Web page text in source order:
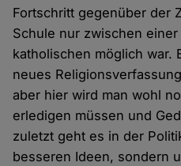
Fortschritt gegenüber der
Schule nur zwischen
katholischen möglich war.
neues
aber hier wird man wohl
erledigen müssen und
zuletzt geht es in der
besseren Ideen, sondern